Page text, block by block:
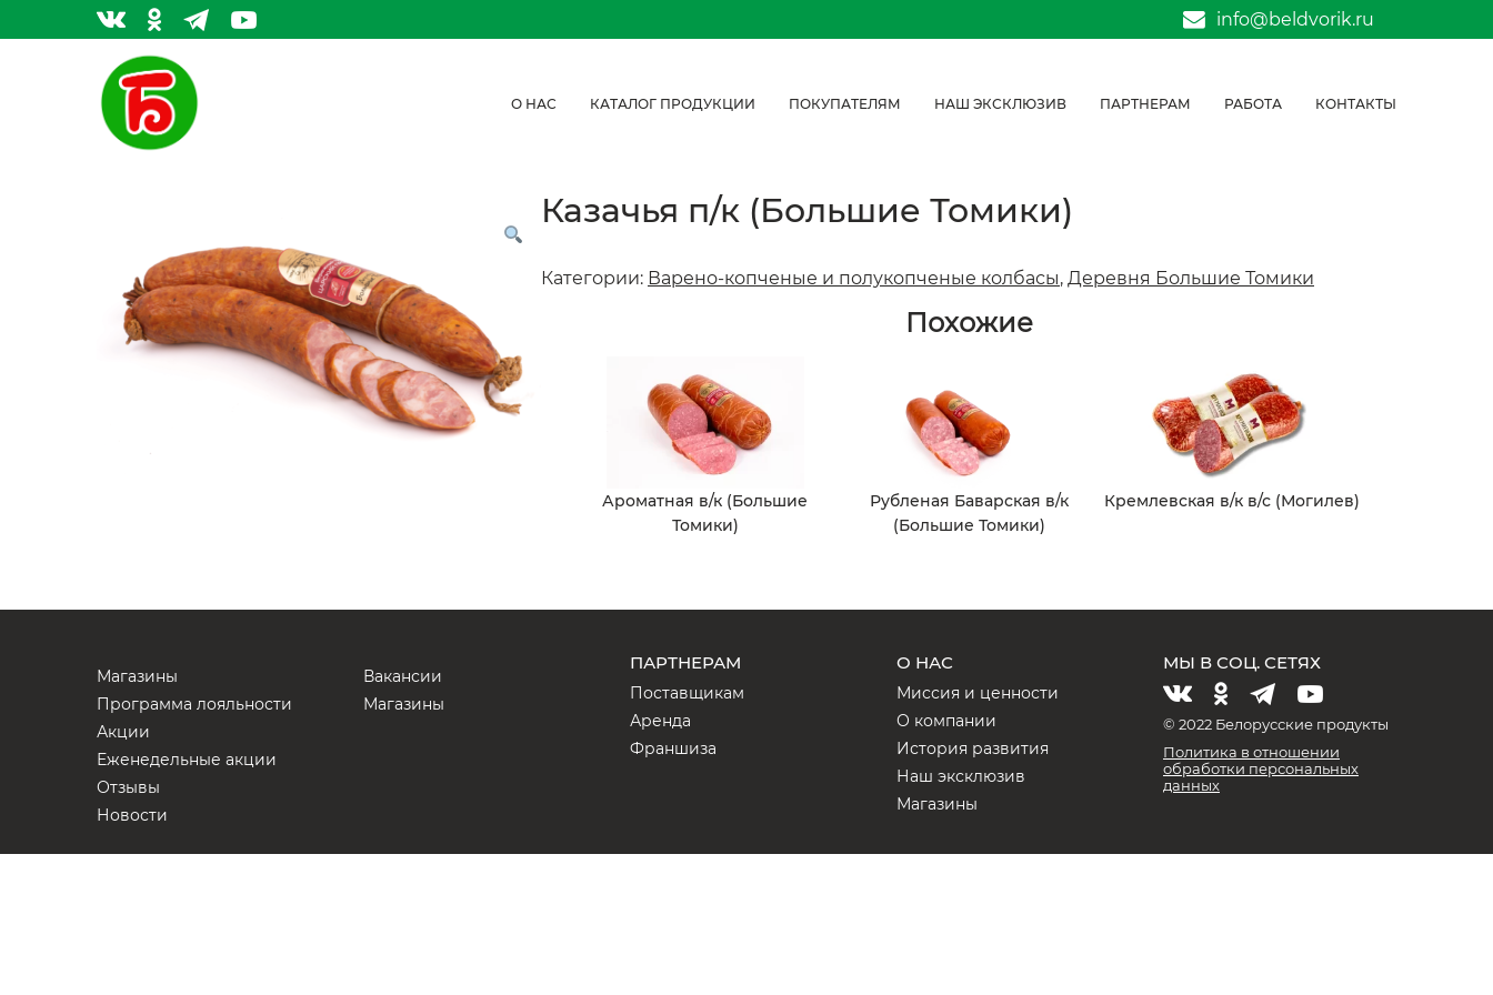
info@beldvorik.ru
О НАС КАТАЛОГ ПРОДУКЦИИ ПОКУПАТЕЛЯМ НАШ ЭКСКЛЮЗИВ ПАРТНЕРАМ РАБОТА КОНТАКТЫ
Казачья п/к (Большие Томики)
Категории: Варено-копченые и полукопченые колбасы, Деревня Большие Томики
Похожие
Ароматная в/к (Большие
Томики)
Рубленая Баварская в/к
(Большие Томики)
Кремлевская в/к в/с (Могилев)
Магазины
Программа лояльности
Акции
Еженедельные акции
Отзывы
Новости
Вакансии
Магазины
ПАРТНЕРАМ
Поставщикам
Аренда
Франшиза
О НАС
Миссия и ценности
О компании
История развития
Наш эксклюзив
Магазины
МЫ В СОЦ. СЕТЯХ
© 2022 Белорусские продукты
Политика в отношении
обработки персональных
данных